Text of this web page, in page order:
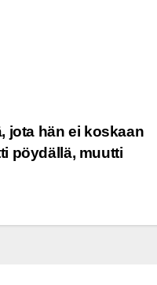
jota hän ei koskaan
pöydällä, muutti